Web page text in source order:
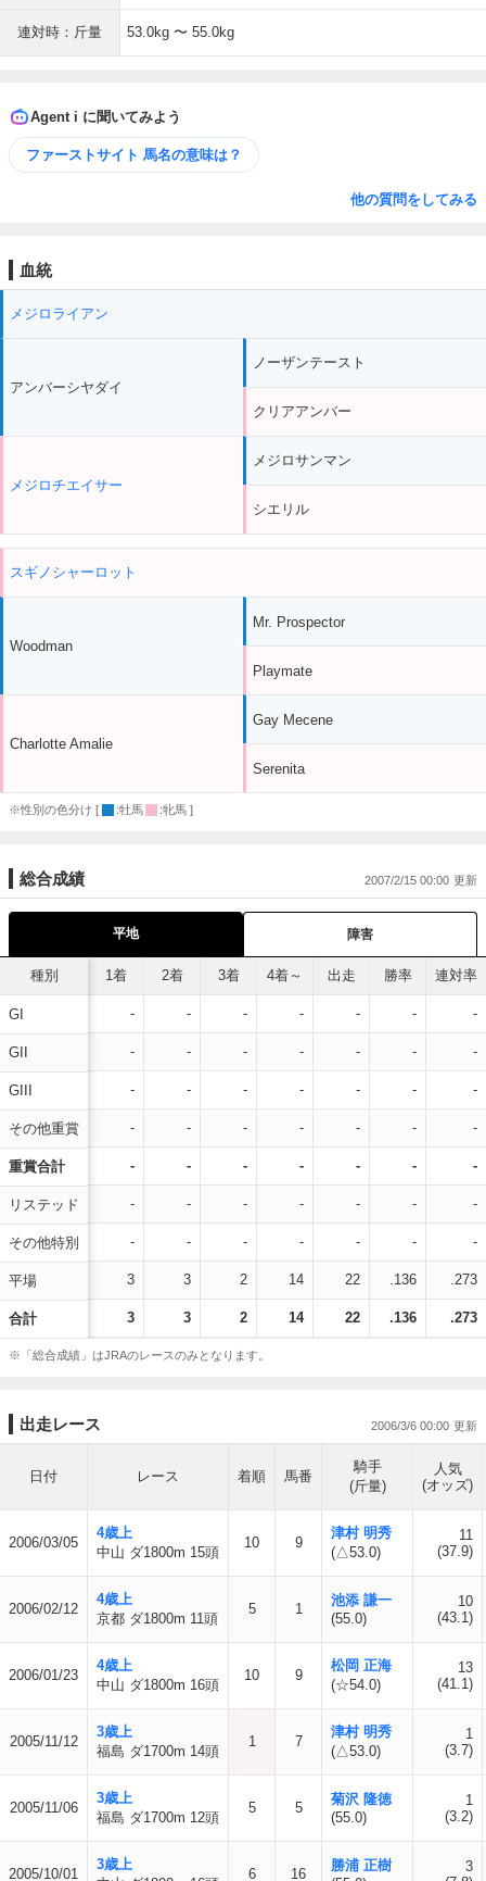
連対時：斤量 53.0kg 〜 55.0kg
Agent i に聞いてみよう
ファーストサイト 馬名の意味は？
他の質問をしてみる
血統
メジロライアン
アンバーシヤダイ
メジロチエイサー
ノーザンテースト
クリアアンバー
メジロサンマン
シエリル
スギノシャーロット
Woodman
Charlotte Amalie
Mr. Prospector
Playmate
Gay Mecene
Serenita
※性別の色分け [ :牡馬 :牝馬 ]
総合成績 2007/2/15 00:00
平地 障害
種別
GI
GII
GIII
その他重賞
重賞合計
リステッド
その他特別
平場
合計
1着 2着 3着 4着～ 出走 勝率 連対率
- - - - - - -
- - - - - - -
- - - - - - -
- - - - - - -
- - - - - - -
- - - - - - -
- - - - - - -
3 3 2 14 22 .136 .273
3 3 2 14 22 .136 .273
※「総合成績」はJRAのレースのみとなります。
出走レース 2006/3/6 00:00
日付 レース 着順 馬番
騎手
(斤量)
人気
(オッズ)
2006/03/05
4歳上
中山 ダ1800m 15頭
10 9
津村 明秀
(△53.0)
11
(37.9)
2006/02/12
4歳上
京都 ダ1800m 11頭
5 1
池添 謙一
(55.0)
10
(43.1)
2006/01/23
4歳上
中山 ダ1800m 16頭
10 9
松岡 正海
(☆54.0)
13
(41.1)
2005/11/12
3歳上
福島 ダ1700m 14頭
1 7
津村 明秀
(△53.0)
1
(3.7)
2005/11/06
3歳上
福島 ダ1700m 12頭
5 5
菊沢 隆徳
(55.0)
1
(3.2)
2005/10/01
3歳上
6 16
勝浦 正樹
3